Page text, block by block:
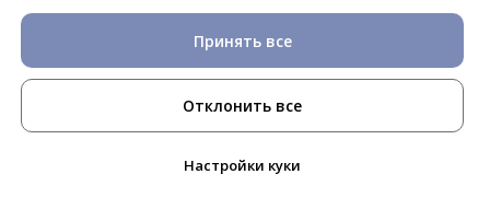
Контакты
Принять все
Отклонить все
Настройки куки